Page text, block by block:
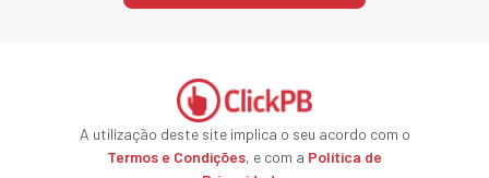
A utilização deste site implica o seu acordo com o
Termos e Condições, e com a Política de